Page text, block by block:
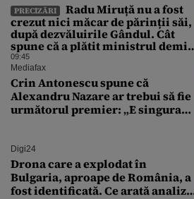
PRECIZĂRI
Radu Miruță nu a fost
crezut nici măcar de părinții săi,
după dezvăluirile Gândul. Cât
spune că a plătit ministrul demis
pentru vacanța la 5 stele în Turcia
09:45
Mediafax
Crin Antonescu spune că
Alexandru Nazare ar trebui să fie
următorul premier: „E singura
Digi24
Drona care a explodat în
Bulgaria, aproape de România, a
fost identificată. Ce arată analiza